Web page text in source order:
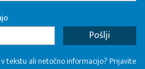
tekstu ali netočno informacijo? Prijavite